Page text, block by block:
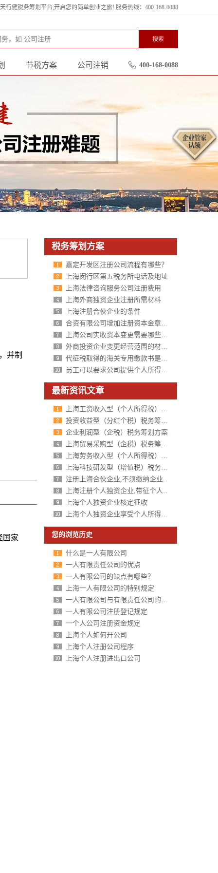
行健税务筹划平台,开启您的简单创业之旅! 服务热线：400-168-0088
搜索
400-168-0088
公司注销
节税方案
并制
国家
税务筹划方案
嘉定开发区注册公司流程有哪些？
上海闵行区第五税务所电话及地址
上海法律咨询服务公司注册费用
上海外商独资企业注册所需材料
上海注册合伙企业的条件
合资有限公司增加注册资本金章程修正案范本参考
上海公司实收资本变更需要哪些材料呢？
外商投资企业变更经营范围的材料、流程（商务委员会审批）
代征税取得的海关专用缴款书是否可抵扣进项税?
员工可以要求公司提供个人所得税的凭证吗?
最新资讯文章
上海工资收入型（个人所得税）税务筹划方案
投资收益型（分红个税）税务筹划方案
企业利润型（企税）税务筹划方案
上海贸易采购型（企税）税务筹划方案
上海劳务收入型（个人所得税）税务筹划方案
上海科技研发型（增值税）税务筹划方案
注册上海合伙企业,不须缴纳企业所得税,个人所得税核定征收
上海注册个人独资企业,带征个人所得税,财政税收返还扶持40%-50%
上海个人独资企业核定征收
上海个人独资企业享受个人所得税核定征收
您的浏览历史
什么是一人有限公司
一人有限责任公司的优点
一人有限公司的缺点有哪些？
上海一人有限公司的特别规定
一人有限公司与有限责任公司的区别分析
一人有限公司注册登记规定
一个人公司注册资金规定
上海个人如何开公司
上海个人注册公司程序
上海个人注册进出口公司